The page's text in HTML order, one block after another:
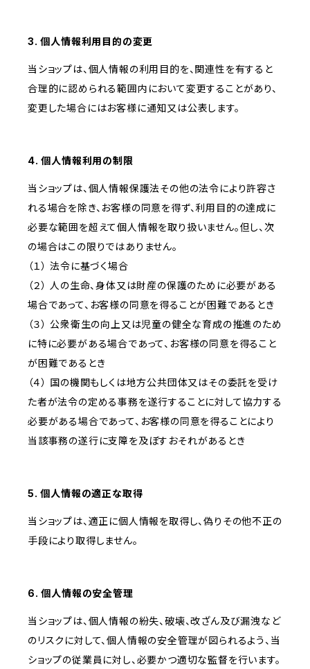
3. 個人情報利用目的の変更
当ショップは、個人情報の利用目的を、関連性を有すると
合理的に認められる範囲内において変更することがあり、
変更した場合にはお客様に通知又は公表します。
4. 個人情報利用の制限
当ショップは、個人情報保護法その他の法令により許容さ
れる場合を除き、お客様の同意を得ず、利用目的の達成に
必要な範囲を超えて個人情報を取り扱いません。但し、次
の場合はこの限りではありません。
（１） 法令に基づく場合
（２） 人の生命、身体又は財産の保護のために必要がある
場合であって、お客様の同意を得ることが困難であるとき
（３） 公衆衛生の向上又は児童の健全な育成の推進のため
に特に必要がある場合であって、お客様の同意を得ること
が困難であるとき
（４） 国の機関もしくは地方公共団体又はその委託を受け
た者が法令の定める事務を遂行することに対して協力する
必要がある場合であって、お客様の同意を得ることにより
当該事務の遂行に支障を及ぼすおそれがあるとき
5. 個人情報の適正な取得
当ショップは、適正に個人情報を取得し、偽りその他不正の
手段により取得しません。
6. 個人情報の安全管理
当ショップは、個人情報の紛失、破壊、改ざん及び漏洩など
のリスクに対して、個人情報の安全管理が図られるよう、当
ショップの従業員に対し、必要かつ適切な監督を行います。